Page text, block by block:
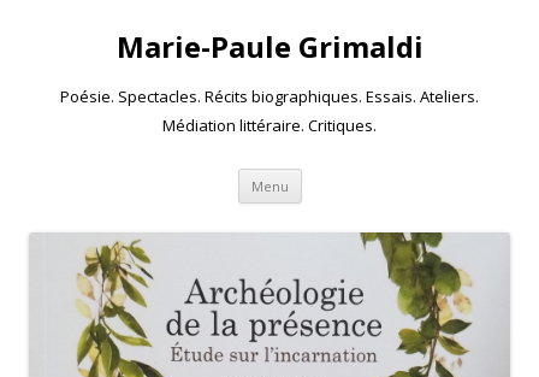
Marie-Paule Grimaldi
Poésie. Spectacles. Récits biographiques. Essais. Ateliers.
Médiation littéraire. Critiques.
Menu Skip to content